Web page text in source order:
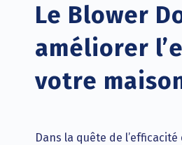
Le Blower
améliorer
votre
Dans la quête de